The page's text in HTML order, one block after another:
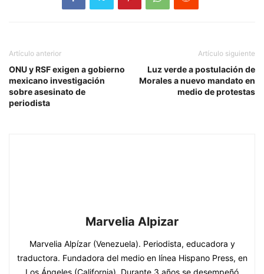
Artículo anterior
ONU y RSF exigen a gobierno
mexicano investigación
sobre asesinato de
periodista
Artículo siguiente
Luz verde a postulación de
Morales a nuevo mandato en
medio de protestas
Marvelia Alpizar
Marvelia Alpízar (Venezuela). Periodista, educadora y
traductora. Fundadora del medio en línea Hispano Press, en
Los Ángeles (California). Durante 3 años se desempeñó